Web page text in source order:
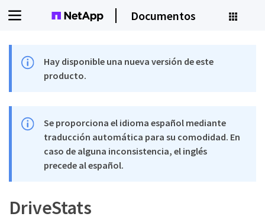
Documentos
Hay disponible una nueva versión de este
producto.
Se proporciona el idioma español mediante
traducción automática para su comodidad. En
caso de alguna inconsistencia, el inglés
precede al español.
DriveStats